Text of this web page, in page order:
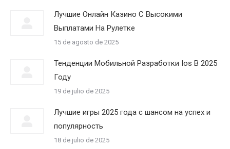
Лучшие Онлайн Казино С Высокими
Выплатами На Рулетке
15 de agosto de 2025
Тенденции Мобильной Разработки Ios В 2025
Году
19 de julio de 2025
Лучшие игры 2025 года с шансом на успех и
популярность
18 de julio de 2025